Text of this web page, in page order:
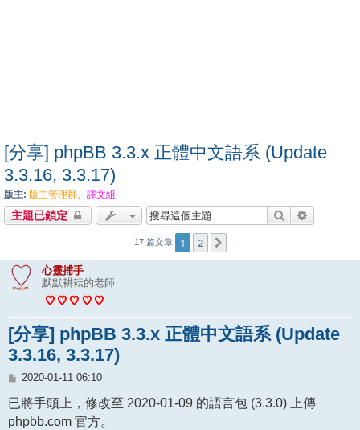
[分享] phpBB 3.3.x 正體中文語系 (Update
3.3.16, 3.3.17)
版主: 版主管理群、 譯文組
主題已鎖定 搜尋
17 篇文章 1 2
心靈捕手
默默耕耘的老師
[分享] phpBB 3.3.x 正體中文語系 (Update
3.3.16, 3.3.17)
文
2020-01-11 06:10
已將手頭上，修改至 2020-01-09 的語言包 (3.3.0) 上傳
phpbb.com 官方。